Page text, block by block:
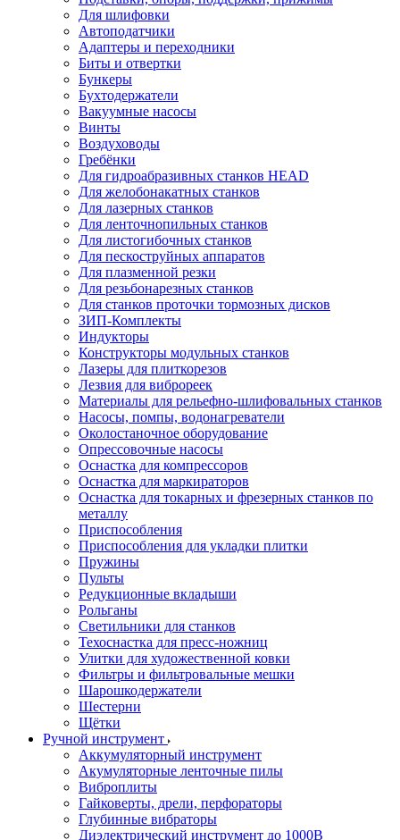
Для шлифовки
Автоподатчики
Адаптеры и переходники
Биты и отвертки
Бункеры
Бухтодержатели
Вакуумные насосы
Винты
Воздуховоды
Гребёнки
Для гидроабразивных станков HEAD
Для желобонакатных станков
Для лазерных станков
Для ленточнопильных станков
Для листогибочных станков
Для пескоструйных аппаратов
Для плазменной резки
Для резьбонарезных станков
Для станков проточки тормозных дисков
ЗИП-Комплекты
Индукторы
Конструкторы модульных станков
Лазеры для плиткорезов
Лезвия для виброреек
Материалы для рельефно-шлифовальных станков
Насосы, помпы, водонагреватели
Околостаночное оборудование
Опрессовочные насосы
Оснастка для компрессоров
Оснастка для маркираторов
Оснастка для токарных и фрезерных станков по
металлу
Приспособления
Приспособления для укладки плитки
Пружины
Пульты
Редукционные вкладыши
Рольганы
Светильники для станков
Техоснастка для пресс-ножниц
Улитки для художественной ковки
Фильтры и фильтровальные мешки
Шарошкодержатели
Шестерни
Щётки
Ручной инструмент
Аккумуляторный инструмент
Акумуляторные ленточные пилы
Виброплиты
Гайковерты, дрели, перфораторы
Глубинные вибраторы
Диэлектрический инструмент до 1000В